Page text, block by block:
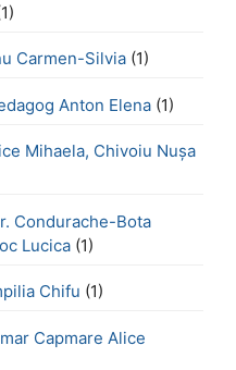
Carmen-Silvia (1)
Anton Elena (1)
Mihaela, Chivoiu Nușa
Condurache-Bota
Lucica (1)
Chifu (1)
Capmare Alice